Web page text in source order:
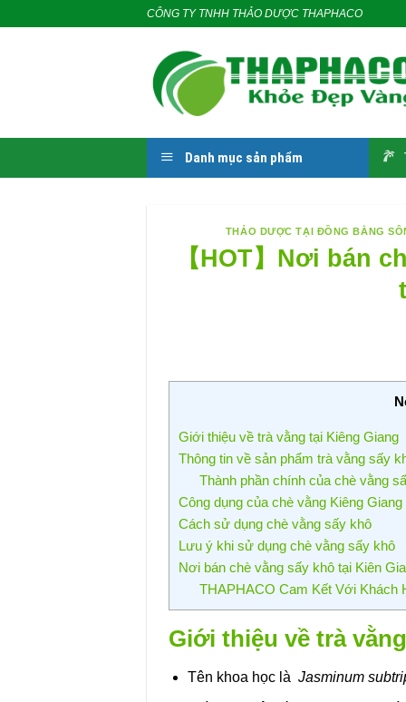
CÔNG TY TNHH THẢO DƯỢC THAPHACO
Danh mục sản phẩm
THẢO DƯỢC TẠI ĐỒNG BẰNG
【HOT】Nơi bán
Giới thiệu về trà vằng tại Kiêng Giang
Thông tin về sản phẩm trà vằng sấy
Thành phần chính của chè vằng
Công dụng của chè vằng Kiêng Giang
Cách sử dụng chè vằng sấy khô
Lưu ý khi sử dụng chè vằng sấy khô
Nơi bán chè vằng sấy khô tại Kiên
THAPHACO Cam Kết Với Khách
Giới thiệu về trà
Tên khoa học là Jasminum